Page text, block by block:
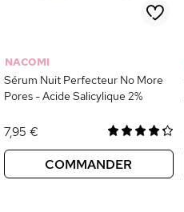
NACOMI
Sérum Nuit Perfecteur No More
Pores - Acide Salicylique 2%
7,95 €
COMMANDER